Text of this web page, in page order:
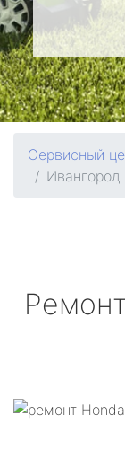
Сервисный
Ивангород